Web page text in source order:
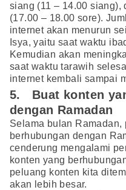
siang (11 – 14.00 siang),
(17.00 – 18.00 sore).
internet akan menurun
Isya, yaitu saat waktu
Kemudian akan
saat waktu tarawih
internet kembali sampai
5. Buat konten
dengan Ramadan
Selama bulan Ramadan,
berhubungan dengan
cenderung mengalami
konten yang
peluang konten kita
akan lebih besar.